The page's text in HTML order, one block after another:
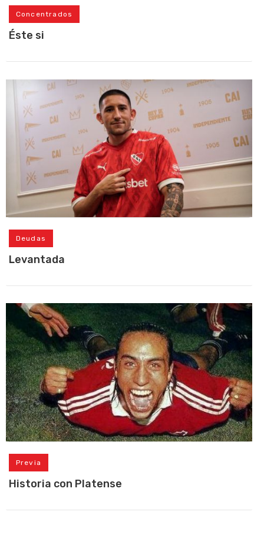
Concentrados
Éste si
Deudas
Levantada
Previa
Historia con Platense